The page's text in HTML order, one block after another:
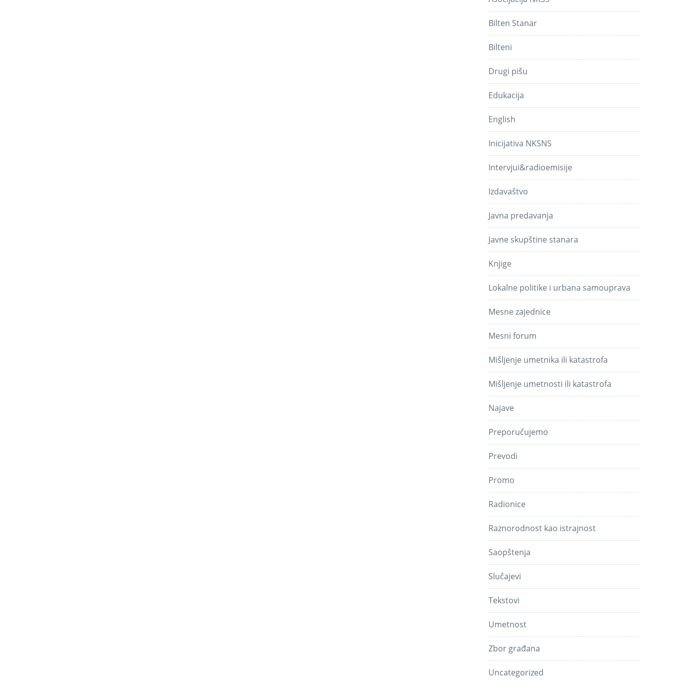
Bilten Stanar
Bilteni
Drugi pišu
Edukacija
English
Inicijativa NKSNS
Intervjui&radioemisije
Izdavaštvo
Javna predavanja
Javne skupštine stanara
Knjige
Lokalne politike i urbana samouprava
Mesne zajednice
Mesni forum
Mišljenje umetnika ili katastrofa
Mišljenje umetnosti ili katastrofa
Najave
Preporučujemo
Prevodi
Promo
Radionice
Raznorodnost kao istrajnost
Saopštenja
Slučajevi
Tekstovi
Umetnost
Zbor građana
Uncategorized